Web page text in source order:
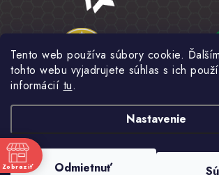
Tento web používa súbory cookie.
tohto webu vyjadrujete súhlas s ich
informácií tu.
Nastavenie
Odmietnuť
Ochrana osobných údajov
Fotogaléria
Novinky
Copyright 2026 . Všetky práva
Zobraziť